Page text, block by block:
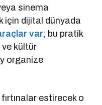
sinema
için dijital dünyada
var; bu pratik
kültür
organize
estirecek o